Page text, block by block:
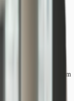
Mannheimer
Innenstadt am
Mannheimer
Quartier die